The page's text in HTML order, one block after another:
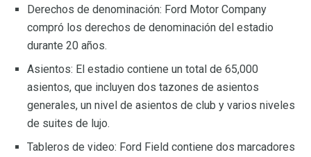
Derechos de denominación: Ford Motor Company
compró los derechos de denominación del estadio
durante 20 años.
Asientos: El estadio contiene un total de 65,000
asientos, que incluyen dos tazones de asientos
generales, un nivel de asientos de club y varios niveles
de suites de lujo.
Tableros de video: Ford Field contiene dos marcadores